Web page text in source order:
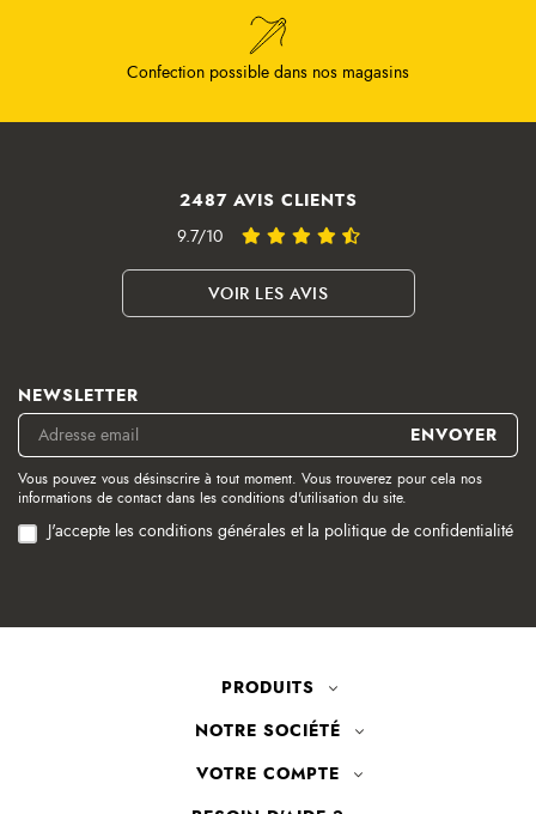
Confection possible dans nos magasins
2487 AVIS CLIENTS
9.7/10
VOIR LES AVIS
NEWSLETTER
Vous pouvez vous désinscrire à tout moment. Vous trouverez pour cela nos
informations de contact dans les conditions d'utilisation du site.
J'accepte les conditions générales et la politique de confidentialité
PRODUITS
NOTRE SOCIÉTÉ
VOTRE COMPTE